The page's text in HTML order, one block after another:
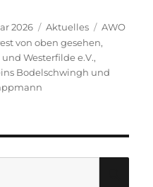
2026 Kategorien
Aktuelles
AWO
von oben gesehen,
Westerfilde e.V.,
Bodelschwingh und